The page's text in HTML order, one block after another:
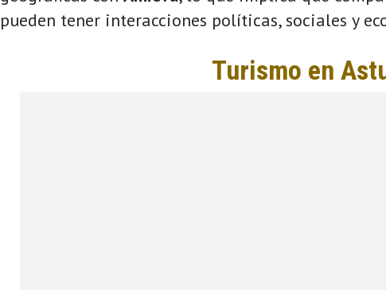
pueden tener interacciones políticas, sociales y